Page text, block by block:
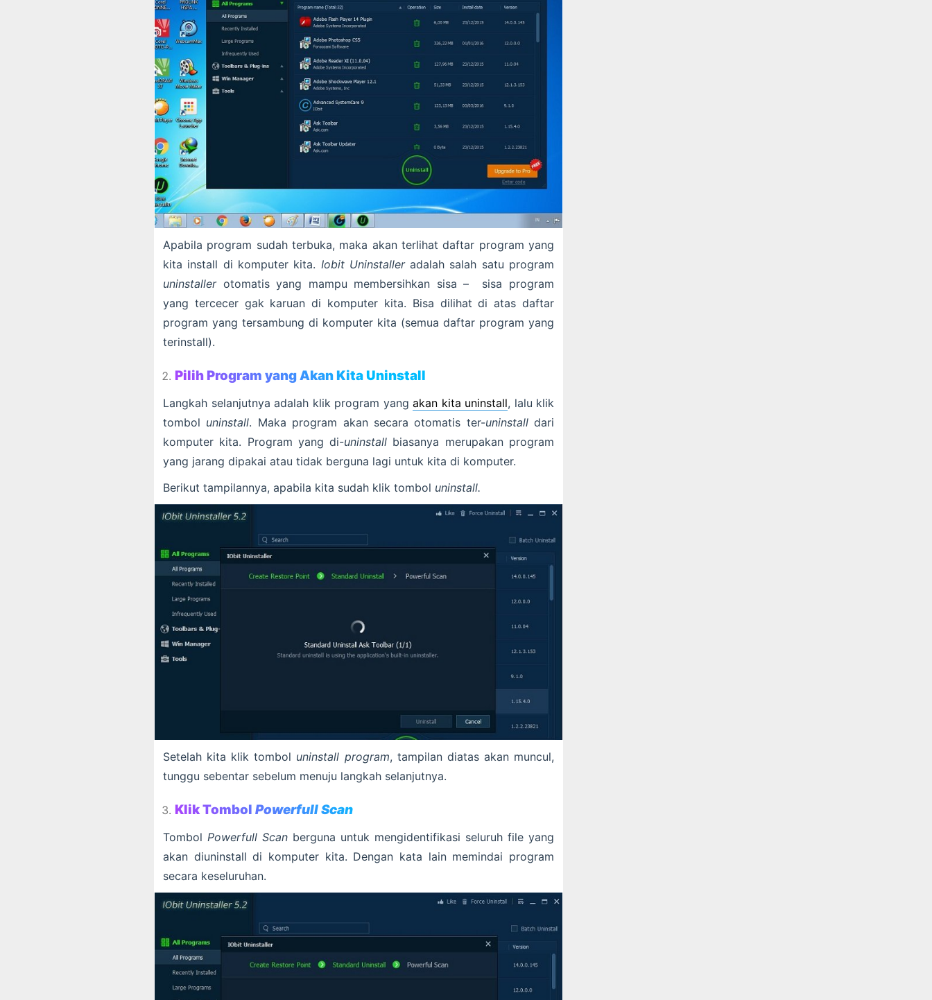
Apabila program sudah terbuka, maka akan terlihat daftar program yang
kita install di komputer kita. Iobit Uninstalleradalah salah satu program
uninstallerotomatis yang mampu membersihkan sisa – sisa program
yang tercecer gak karuan di komputer kita. Bisa dilihat di atas daftar
program yang tersambung di komputer kita (semua daftar program yang
terinstall).
Pilih Program yang Akan Kita Uninstall
Langkah selanjutnya adalah klik program yang akan kita uninstall, lalu klik
tombol uninstall. Maka program akan secara otomatis ter-uninstalldari
komputer kita. Program yang di-uninstall biasanya merupakan program
yang jarang dipakai atau tidak berguna lagi untuk kita di komputer.
Berikut tampilannya, apabila kita sudah klik tombol uninstall.
Setelah kita klik tombol uninstall program, tampilan diatas akan muncul,
tunggu sebentar sebelum menuju langkah selanjutnya.
Klik Tombol Powerfull Scan
Tombol Powerfull Scan berguna untuk mengidentifikasi seluruh file yang
akan diuninstall di komputer kita. Dengan kata lain memindai program
secara keseluruhan.